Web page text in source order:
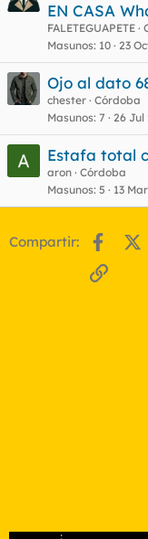
EN CASA
FALETEGUAPETE
Masunos 10 23
Ojo al dato
chester Córdoba
Masunos 7 26 Jul
Estafa total
aron Córdoba
Masunos 5 13
Compartir:
Enlace